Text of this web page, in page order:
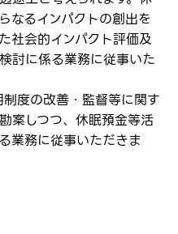
る
ラ
登録
なるインパクトの創出を
社会的インパクト評価及
討に係る業務に従事いた
度の改善・監督等に関す
案しつつ、休眠預金等活
業務に従事いただきま